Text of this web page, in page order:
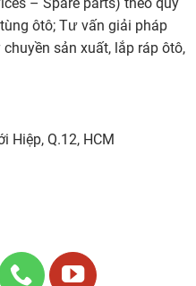
ôtô; Tư vấn giải pháp
sản xuất, lắp ráp ôtô,
Hiệp, Q.12, HCM